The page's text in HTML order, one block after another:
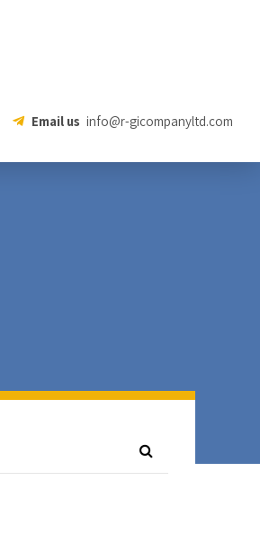
Email us info@r-gicompanyltd.com